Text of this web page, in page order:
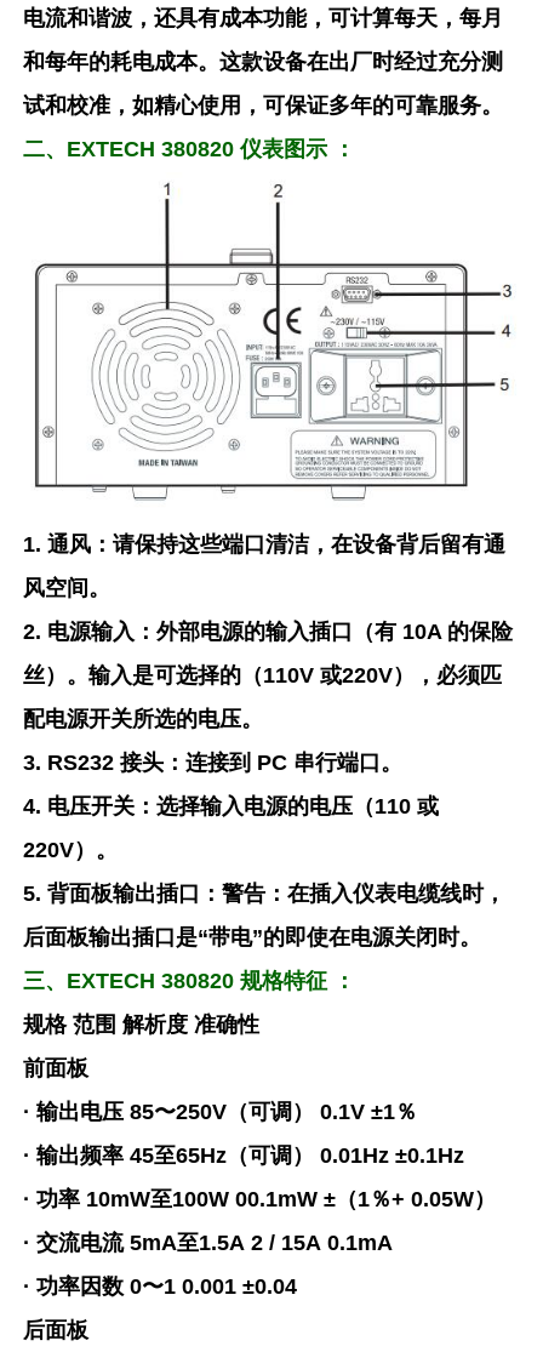
电流和谐波，还具有成本功能，可计算每天，每月
和每年的耗电成本。这款设备在出厂时经过充分测
试和校准，如精心使用，可保证多年的可靠服务。
二、EXTECH 380820 仪表图示 ：
1. 通风：请保持这些端口清洁，在设备背后留有通
风空间。
2. 电源输入：外部电源的输入插口（有 10A 的保险
丝）。输入是可选择的（110V 或220V），必须匹
配电源开关所选的电压。
3. RS232 接头：连接到 PC 串行端口。
4. 电压开关：选择输入电源的电压（110 或
220V）。
5. 背面板输出插口：警告：在插入仪表电缆线时，
后面板输出插口是“带电”的即使在电源关闭时。
三、EXTECH 380820 规格特征 ：
规格 范围 解析度 准确性
前面板
· 输出电压 85〜250V（可调） 0.1V ±1％
· 输出频率 45至65Hz（可调） 0.01Hz ±0.1Hz
· 功率 10mW至100W 00.1mW ±（1％+ 0.05W）
· 交流电流 5mA至1.5A 2 / 15A 0.1mA
· 功率因数 0〜1 0.001 ±0.04
后面板